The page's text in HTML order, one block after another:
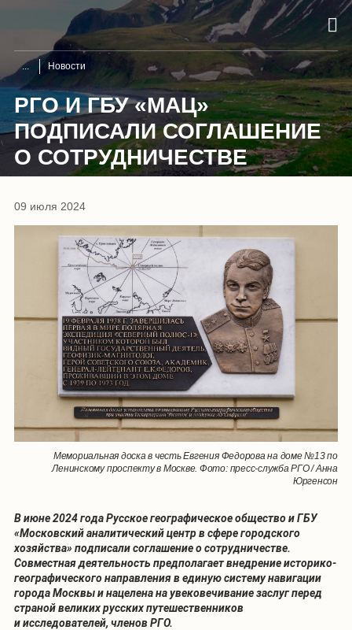
Новости
РГО И ГБУ «МАЦ»
ПОДПИСАЛИ СОГЛАШЕНИЕ
О СОТРУДНИЧЕСТВЕ
09 июля 2024
Мемориальная доска в честь Евгения Федорова на доме №13 по
Ленинскому проспекту в Москве. Фото: пресс-служба РГО / Анна
Юргенсон
В июне 2024 года Русское географическое общество и ГБУ
«Московский аналитический центр в сфере городского
хозяйства» подписали соглашение о сотрудничестве.
Совместная деятельность предполагает внедрение историко-
географического направления в единую систему навигации
города Москвы и нацелена на увековечивание заслуг перед
страной великих русских путешественников
и исследователей, членов РГО.